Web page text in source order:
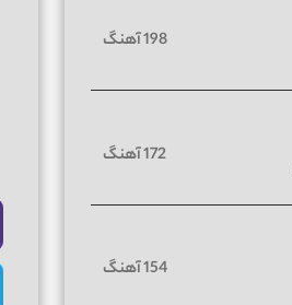
198 آهنگ
172 آهنگ
154 آهنگ